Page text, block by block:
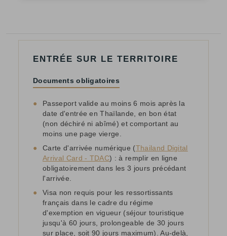
ENTRÉE SUR LE TERRITOIRE
Documents obligatoires
●
Passeport valide au moins 6 mois après la
date d'entrée en Thaïlande, en bon état
(non déchiré ni abîmé) et comportant au
moins une page vierge.
●
Carte d'arrivée numérique (Thailand Digital
Arrival Card - TDAC) : à remplir en ligne
obligatoirement dans les 3 jours précédant
l'arrivée.
●
Visa non requis pour les ressortissants
français dans le cadre du régime
d'exemption en vigueur (séjour touristique
jusqu'à 60 jours, prolongeable de 30 jours
sur place, soit 90 jours maximum). Au-delà,